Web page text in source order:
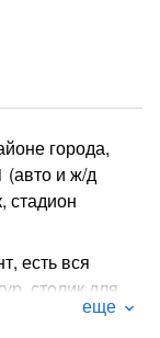
города,
(авто и ж/д
стадион
есть вся
столик для
доска, утюг.
еще